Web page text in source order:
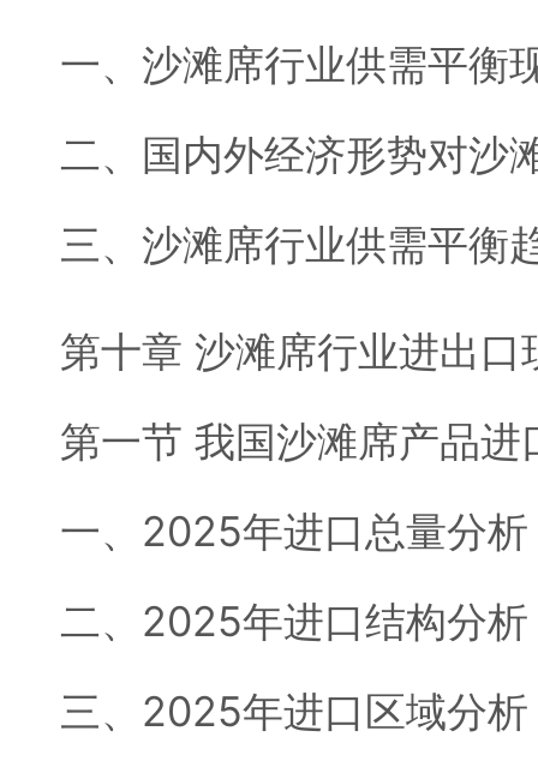
一、沙滩席行业供需平衡
二、国内外经济形势对沙
三、沙滩席行业供需平衡
第十章 沙滩席行业进出口
第一节 我国沙滩席产品进
一、2025年进口总量分析
二、2025年进口结构分析
三、2025年进口区域分析